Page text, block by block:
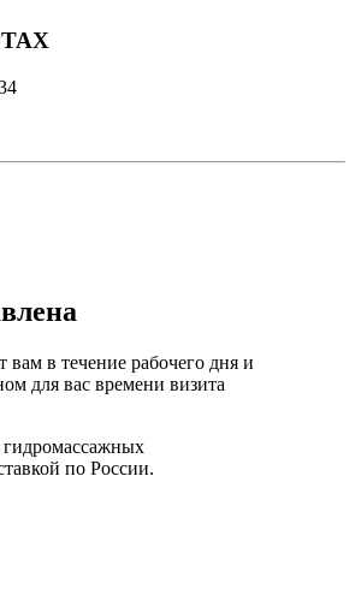
вам в течение рабочего дня и
для вас времени визита
по России.